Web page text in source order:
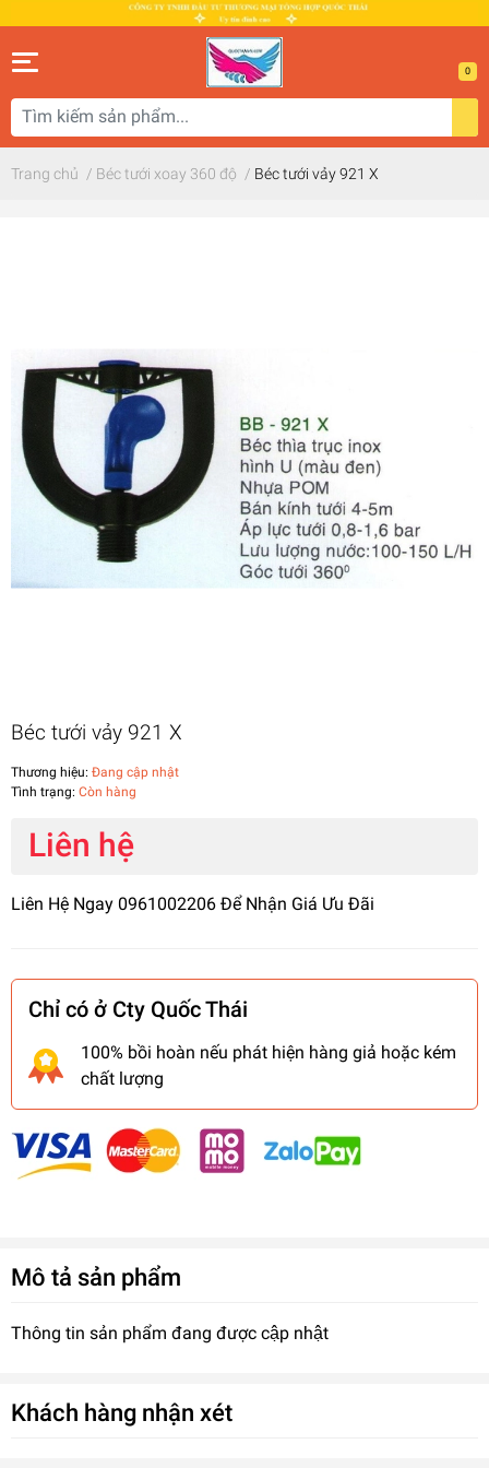
0
Trang chủ / Béc tưới xoay 360 độ / Béc tưới vảy 921 X
Béc tưới vảy 921 X
Thương hiệu: Đang cập nhật
Tình trạng: Còn hàng
Liên hệ
Liên Hệ Ngay 0961002206 Để Nhận Giá Ưu Đãi
Chỉ có ở Cty Quốc Thái
100% bồi hoàn nếu phát hiện hàng giả hoặc kém
chất lượng
Mô tả sản phẩm
Thông tin sản phẩm đang được cập nhật
Khách hàng nhận xét